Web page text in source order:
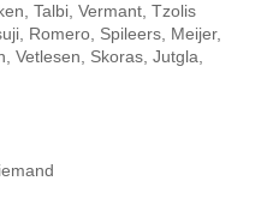
Talbi, Vermant, Tzolis
Romero, Spileers, Meijer,
Vetlesen, Skoras, Jutgla,